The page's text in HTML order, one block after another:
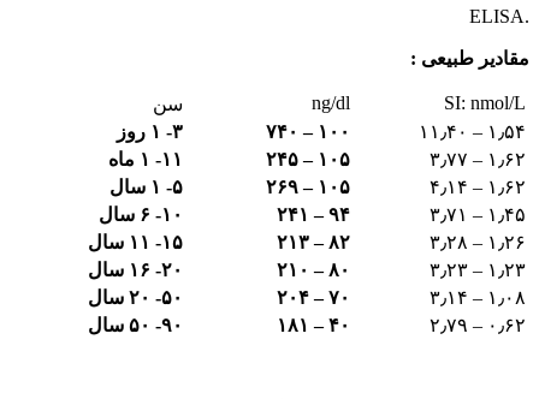
.ELISA
مقادیر طبیعی :
SI: nmol/L
ng/dl
سن
۱٫۵۴ – ۱۱٫۴۰
۱۰۰ – ۷۴۰
۳- ۱ روز
۱٫۶۲ – ۳٫۷۷
۱۰۵ – ۲۴۵
۱۱- ۱ ماه
۱٫۶۲ – ۴٫۱۴
۱۰۵ – ۲۶۹
۵- ۱ سال
۱٫۴۵ – ۳٫۷۱
۹۴ – ۲۴۱
۱۰- ۶ سال
۱٫۲۶ – ۳٫۲۸
۸۲ – ۲۱۳
۱۵- ۱۱ سال
۱٫۲۳ – ۳٫۲۳
۸۰ – ۲۱۰
۲۰- ۱۶ سال
۱٫۰۸ – ۳٫۱۴
۷۰ – ۲۰۴
۵۰- ۲۰ سال
۰٫۶۲ – ۲٫۷۹
۴۰ – ۱۸۱ ۹۰- ۵۰ سال